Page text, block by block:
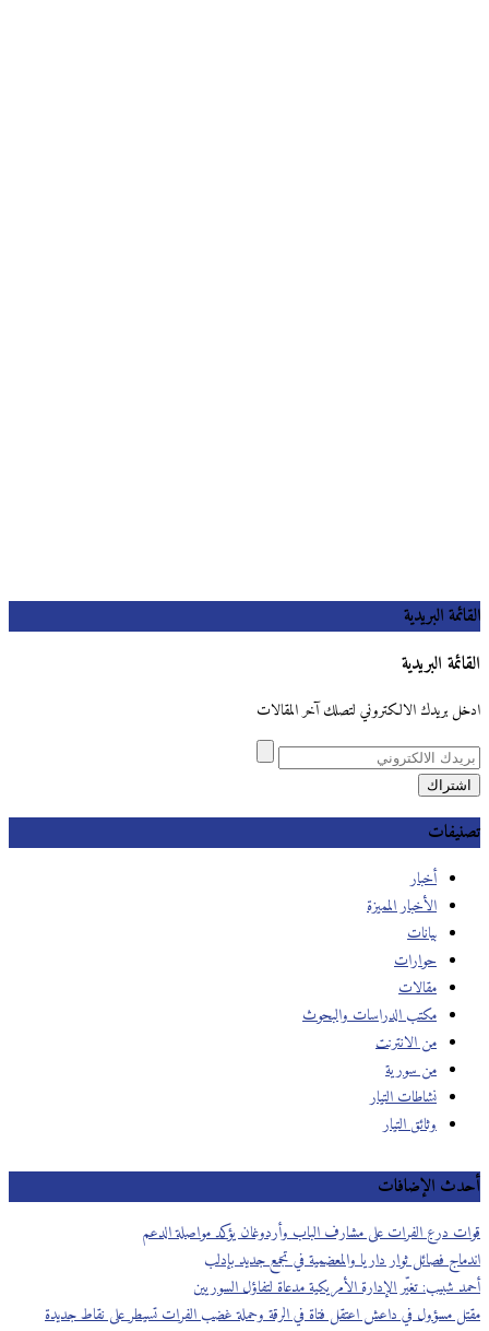
القائمة البريدية
القائمة البريدية
ادخل بريدك الالكتروني لتصلك آخر المقالات
تصنيفات
أخبار
الأخبار المميزة
بيانات
حوارات
مقالات
مكتب الدراسات والبحوث
من الانترنت
من سورية
نشاطات التيار
وثائق التيار
أحدث الإضافات
قوات درع الفرات على مشارف الباب وأردوغان يؤكد مواصلة الدعم
اندماج فصائل ثوار داريا والمعضمية في تجمع جديد بإدلب
أحمد شبيب: تغيّر الإدارة الأمريكية مدعاة لتفاؤل السوريين
مقتل مسؤول في داعش اعتقل فتاة في الرقة وحملة غضب الفرات تسيطر على نقاط جديدة